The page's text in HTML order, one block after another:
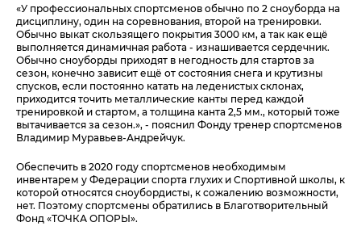
«У профессиональных спортсменов обычно по 2 сноуборда на
дисциплину, один на соревнования, второй на тренировки.
Обычно выкат скользящего покрытия 3000 км, а так как ещё
выполняется динамичная работа - изнашивается сердечник.
Обычно сноуборды приходят в негодность для стартов за
сезон, конечно зависит ещё от состояния снега и крутизны
спусков, если постоянно катать на леденистых склонах,
приходится точить металлические канты перед каждой
тренировкой и стартом, а толщина канта 2,5 мм., который тоже
вытачивается за сезон.», - пояснил Фонду тренер спортсменов
Владимир Муравьев-Андрейчук.
Обеспечить в 2020 году спортсменов необходимым
инвентарем у Федерации спорта глухих и Спортивной школы, к
которой относятся сноубордисты, к сожалению возможности,
нет. Поэтому спортсмены обратились в Благотворительный
Фонд «ТОЧКА ОПОРЫ».